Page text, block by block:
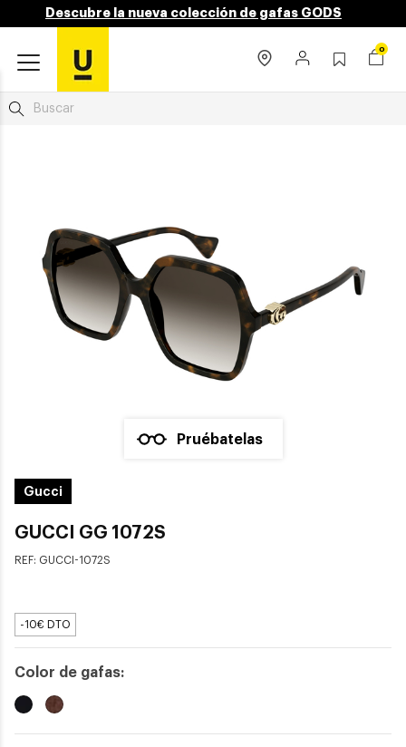
Descubre la nueva colección de gafas GODS
0
Pruébatelas
Gucci
GUCCI GG 1072S
REF: GUCCI-1072S
-10€ DTO
Color de gafas: